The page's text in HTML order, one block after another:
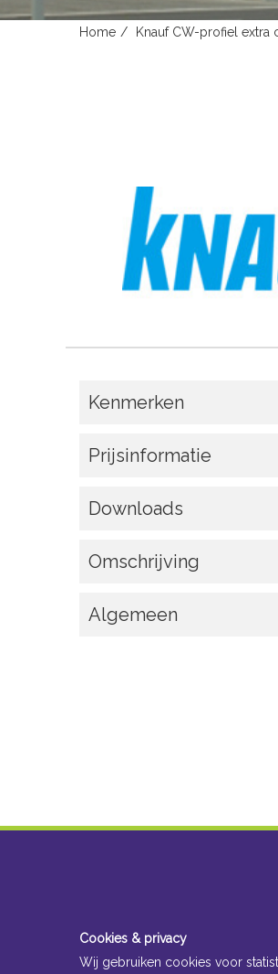
Home Knauf CW-profiel
Kenmerken
Prijsinformatie
Downloads
Omschrijving
Algemeen
Cookies & privacy
Wij gebruiken cookies voor